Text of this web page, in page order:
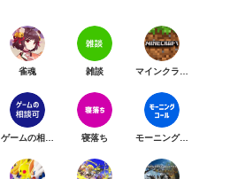
雀魂 雑談
寝落ち モーニングコール